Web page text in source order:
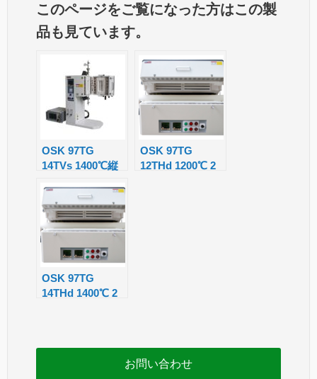
o
gl
Tr
a
n
sl
at
e
ss
a
g
e
ail ail e
a
このページをご覧になった方はこの製
品も見ています。
OSK 97TG
14TVs 1400℃縦
OSK 97TG
12THd 1200℃ 2
OSK 97TG
14THd 1400℃ 2
お問い合わせ